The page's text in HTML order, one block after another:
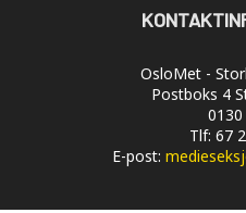
OsloMet -
Postboks 4
Tlf: 67
E-post: